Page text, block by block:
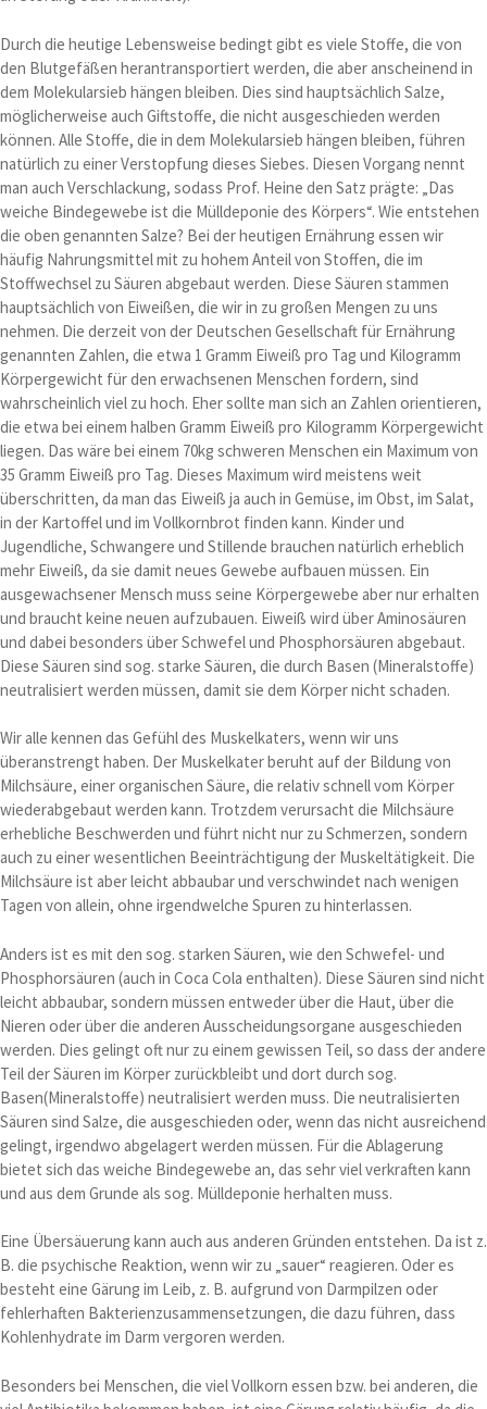
Durch die heutige Lebensweise bedingt gibt es viele Stoffe, die von
den Blutgefäßen herantransportiert werden, die aber anscheinend in
dem Molekularsieb hängen bleiben. Dies sind hauptsächlich Salze,
möglicherweise auch Giftstoffe, die nicht ausgeschieden werden
können. Alle Stoffe, die in dem Molekularsieb hängen bleiben, führen
natürlich zu einer Verstopfung dieses Siebes. Diesen Vorgang nennt
man auch Verschlackung, sodass Prof. Heine den Satz prägte: „Das
weiche Bindegewebe ist die Mülldeponie des Körpers“. Wie entstehen
die oben genannten Salze? Bei der heutigen Ernährung essen wir
häufig Nahrungsmittel mit zu hohem Anteil von Stoffen, die im
Stoffwechsel zu Säuren abgebaut werden. Diese Säuren stammen
hauptsächlich von Eiweißen, die wir in zu großen Mengen zu uns
nehmen. Die derzeit von der Deutschen Gesellschaft für Ernährung
genannten Zahlen, die etwa 1 Gramm Eiweiß pro Tag und Kilogramm
Körpergewicht für den erwachsenen Menschen fordern, sind
wahrscheinlich viel zu hoch. Eher sollte man sich an Zahlen orientieren,
die etwa bei einem halben Gramm Eiweiß pro Kilogramm Körpergewicht
liegen. Das wäre bei einem 70kg schweren Menschen ein Maximum von
35 Gramm Eiweiß pro Tag. Dieses Maximum wird meistens weit
überschritten, da man das Eiweiß ja auch in Gemüse, im Obst, im Salat,
in der Kartoffel und im Vollkornbrot finden kann. Kinder und
Jugendliche, Schwangere und Stillende brauchen natürlich erheblich
mehr Eiweiß, da sie damit neues Gewebe aufbauen müssen. Ein
ausgewachsener Mensch muss seine Körpergewebe aber nur erhalten
und braucht keine neuen aufzubauen. Eiweiß wird über Aminosäuren
und dabei besonders über Schwefel und Phosphorsäuren abgebaut.
Diese Säuren sind sog. starke Säuren, die durch Basen (Mineralstoffe)
neutralisiert werden müssen, damit sie dem Körper nicht schaden.
Wir alle kennen das Gefühl des Muskelkaters, wenn wir uns
überanstrengt haben. Der Muskelkater beruht auf der Bildung von
Milchsäure, einer organischen Säure, die relativ schnell vom Körper
wiederabgebaut werden kann. Trotzdem verursacht die Milchsäure
erhebliche Beschwerden und führt nicht nur zu Schmerzen, sondern
auch zu einer wesentlichen Beeinträchtigung der Muskeltätigkeit. Die
Milchsäure ist aber leicht abbaubar und verschwindet nach wenigen
Tagen von allein, ohne irgendwelche Spuren zu hinterlassen.
Anders ist es mit den sog. starken Säuren, wie den Schwefel- und
Phosphorsäuren (auch in Coca Cola enthalten). Diese Säuren sind nicht
leicht abbaubar, sondern müssen entweder über die Haut, über die
Nieren oder über die anderen Ausscheidungsorgane ausgeschieden
werden. Dies gelingt oft nur zu einem gewissen Teil, so dass der andere
Teil der Säuren im Körper zurückbleibt und dort durch sog.
Basen(Mineralstoffe) neutralisiert werden muss. Die neutralisierten
Säuren sind Salze, die ausgeschieden oder, wenn das nicht ausreichend
gelingt, irgendwo abgelagert werden müssen. Für die Ablagerung
bietet sich das weiche Bindegewebe an, das sehr viel verkraften kann
und aus dem Grunde als sog. Mülldeponie herhalten muss.
Eine Übersäuerung kann auch aus anderen Gründen entstehen. Da ist z.
B. die psychische Reaktion, wenn wir zu „sauer“ reagieren. Oder es
besteht eine Gärung im Leib, z. B. aufgrund von Darmpilzen oder
fehlerhaften Bakterienzusammensetzungen, die dazu führen, dass
Kohlenhydrate im Darm vergoren werden.
Besonders bei Menschen, die viel Vollkorn essen bzw. bei anderen, die